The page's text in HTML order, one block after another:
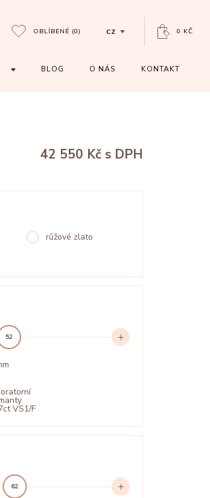
OBLÍBENÉ (0) CZ 0 KČ
BLOG O NÁS KONTAKT
42 550 Kč s DPH
růžové zlato
52
VS1/F
62